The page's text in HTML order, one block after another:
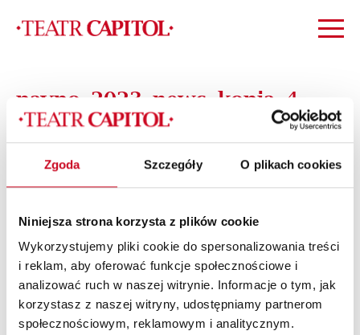
Zgoda Szczegóły O plikach cookies
Niniejsza strona korzysta z plików cookie
Wykorzystujemy pliki cookie do spersonalizowania treści
i reklam, aby oferować funkcje społecznościowe i
analizować ruch w naszej witrynie. Informacje o tym, jak
korzystasz z naszej witryny, udostępniamy partnerom
społecznościowym, reklamowym i analitycznym.
paypo_2023_news_kopia_4